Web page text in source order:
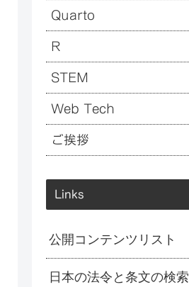
Quarto
R
STEM
Web Tech
ご挨拶
Links
公開コンテンツリスト
日本の法令と条文の検索